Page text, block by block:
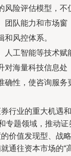
风险评估模型，不
团队能力和市场窗
风控体系。
人工智能等技术赋
对海量科技信息处
确性，使咨询服务
行业的重大机遇和
专题领域，推动证
价值发现型、战略
通往资本市场的“